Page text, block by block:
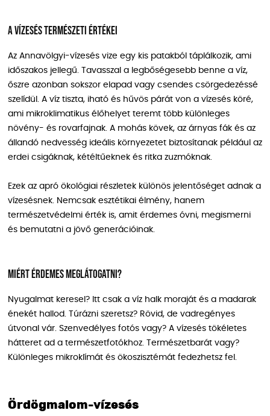
A vízesés természeti értékei
Az Annavölgyi-vízesés vize egy kis patakból táplálkozik, ami
időszakos jellegű. Tavasszal a legbőségesebb benne a víz,
őszre azonban sokszor elapad vagy csendes csörgedezéssé
szelídül. A víz tiszta, iható és hűvös párát von a vízesés köré,
ami mikroklimatikus élőhelyet teremt több különleges
növény- és rovarfajnak. A mohás kövek, az árnyas fák és az
állandó nedvesség ideális környezetet biztosítanak például az
erdei csigáknak, kétéltűeknek és ritka zuzmóknak.
Ezek az apró ökológiai részletek különös jelentőséget adnak a
vízesésnek. Nemcsak esztétikai élmény, hanem
természetvédelmi érték is, amit érdemes óvni, megismerni
és bemutatni a jövő generációinak.
Miért érdemes meglátogatni?
Nyugalmat keresel? Itt csak a víz halk moraját és a madarak
énekét hallod. Túrázni szeretsz? Rövid, de vadregényes
útvonal vár. Szenvedélyes fotós vagy? A vízesés tökéletes
hátteret ad a természetfotókhoz. Természetbarát vagy?
Különleges mikroklímát és ökoszisztémát fedezhetsz fel.
Ördögmalom-vízesés